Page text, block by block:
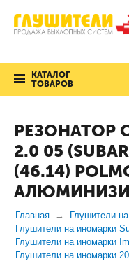
КАТАЛОГ
ТОВАРОВ
РЕЗОНАТОР
2.0 05
(46.14)
Главная
Глушители
Глушители на иномарки
Глушители на иномарки
Глушители на иномарки